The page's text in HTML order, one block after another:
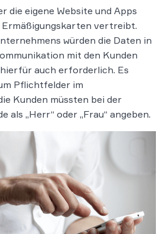
die eigene Website und Apps
Ermäßigungskarten vertreibt.
würden die Daten in
mit den Kunden
auch erforderlich. Es
Pflichtfelder im
Kunden müssten bei der
als „Herr“ oder „Frau“ angeben.